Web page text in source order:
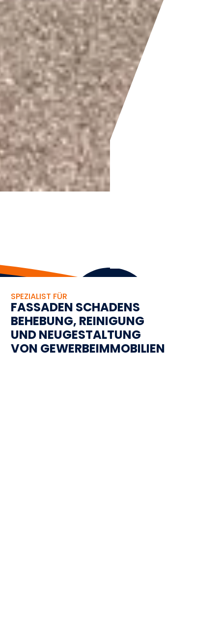
SPEZIALIST FÜR
FASSADEN SCHADENS
BEHEBUNG, REINIGUNG
UND NEUGESTALTUNG
VON GEWERBEIMMOBILIEN